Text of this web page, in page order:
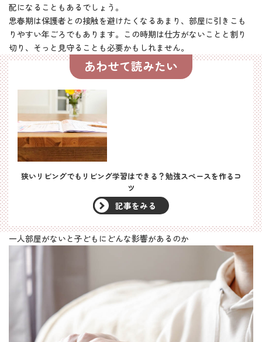
配になることもあるでしょう。
思春期は保護者との接触を避けたくなるあまり、部屋に引きこも
りやすい年ごろでもあります。この時期は仕方がないことと割り
切り、そっと見守ることも必要かもしれません。
あわせて読みたい
狭いリビングでもリビング学習はできる？勉強スペースを作るコ
ツ
記事をみる
一人部屋がないと子どもにどんな影響があるのか